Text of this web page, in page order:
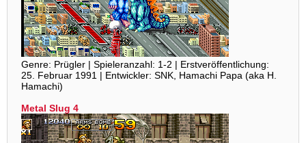
Genre: Prügler | Spieleranzahl: 1-2 | Erstveröffentlichung:
25. Februar 1991 | Entwickler: SNK, Hamachi Papa (aka H.
Hamachi)
Metal Slug 4